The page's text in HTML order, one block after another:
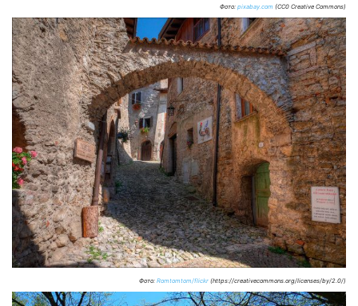
Фото: pixabay.com (CC0 Creative Commons)
Фото: Romtomtom/flickr (https://creativecommons.org/licenses/by/2.0/)